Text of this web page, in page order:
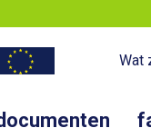
Wat